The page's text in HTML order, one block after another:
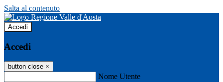
Salta al contenuto
Accedi
Accedi
button close ×
Nome Utente